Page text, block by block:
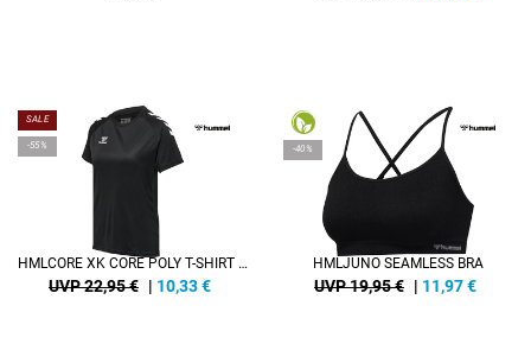
SALE
-55%
HMLCORE XK CORE POLY T-SHIRT S/S WOMAN
UVP 22,95 € | 10,33€
-40%
HMLJUNO SEAMLESS BRA
UVP 19,95 € | 11,97€